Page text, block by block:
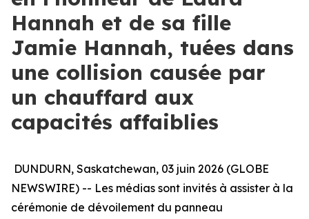
Hannah et de sa fille
Jamie Hannah, tuées dans
une collision causée par
un chauffard aux
capacités affaiblies
DUNDURN, Saskatchewan, 03 juin 2026 (GLOBE
NEWSWIRE) -- Les médias sont invités à assister à la
cérémonie de dévoilement du panneau